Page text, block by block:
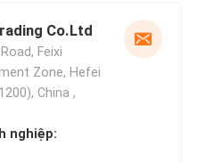
Co.Ltd
Feixi
Zone, Hefei
China ,
nghiệp: